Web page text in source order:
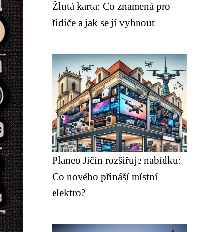
Žlutá karta: Co znamená pro
řidiče a jak se jí vyhnout
Planeo Jičín rozšiřuje nabídku:
Co nového přináší místní
elektro?